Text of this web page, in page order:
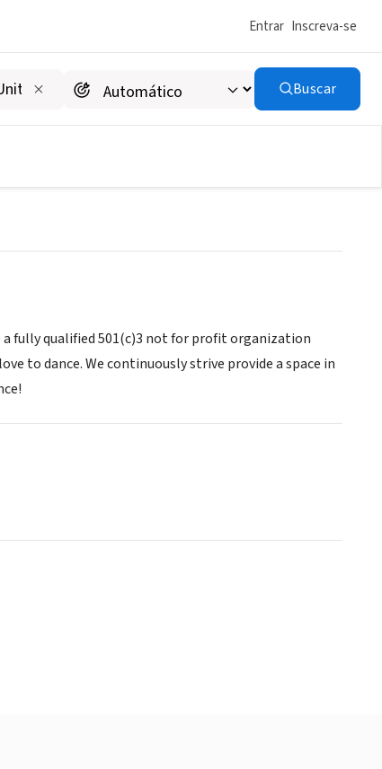
Entrar Inscreva-se
Buscar
fully qualified 501(c)3 not for profit organization
to dance. We continuously strive provide a space in